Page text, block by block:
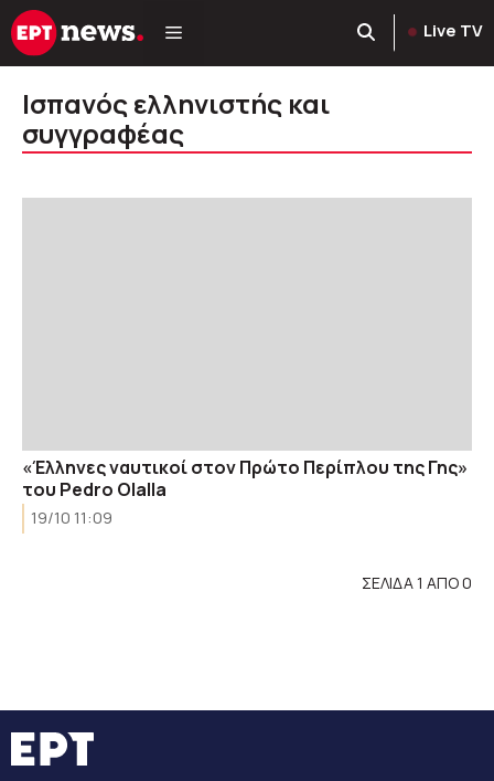
Μετάβαση
σε
Live TV
Ισπανός ελληνιστής και
συγγραφέας
«Έλληνες ναυτικοί στον Πρώτο Περίπλου της Γης»
του Pedro Olalla
19/10 11:09
ΣΕΛΙΔΑ 1 ΑΠΟ 0